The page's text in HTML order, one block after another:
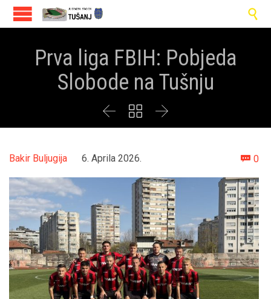

Prva liga FBIH: Pobjeda
Slobode na Tušnju
  
Bakir Buljugija 6. Aprila 2026.  0